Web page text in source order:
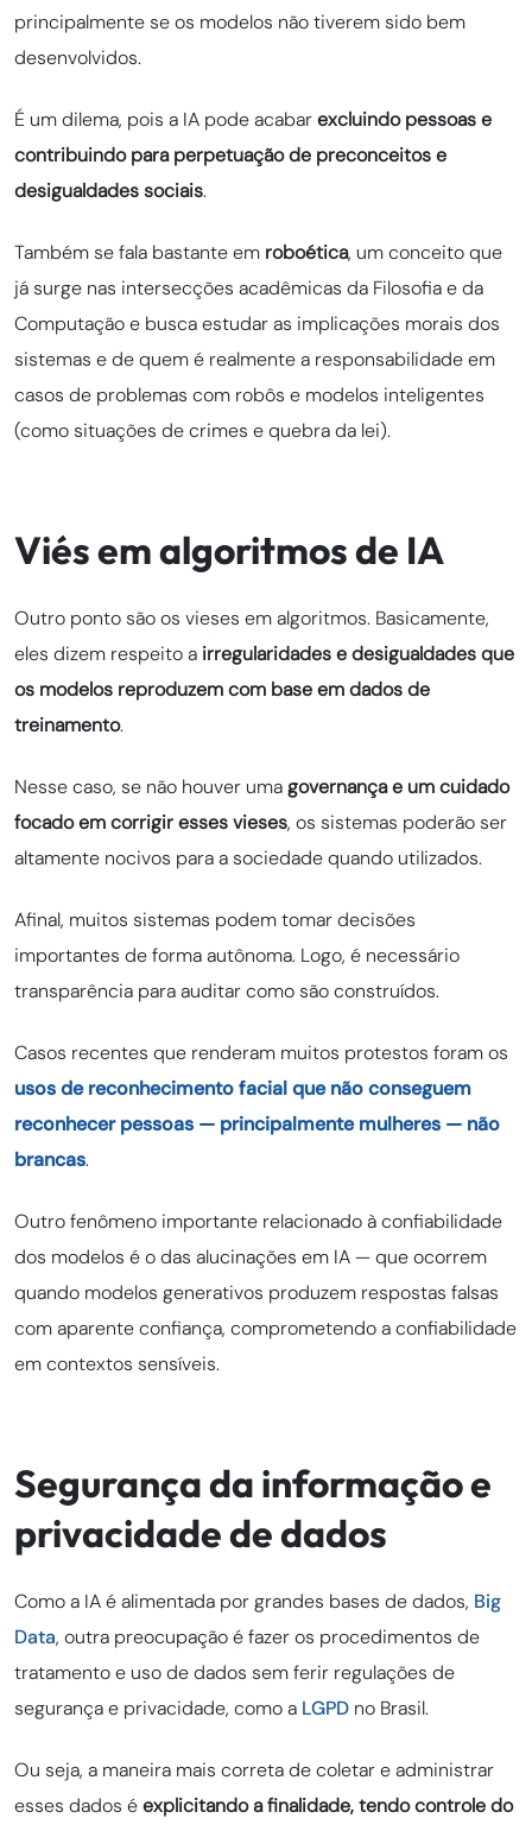
principalmente se os modelos não tiverem sido bem
desenvolvidos.
É um dilema, pois a IA pode acabarexcluindo pessoas e
contribuindo para perpetuação de preconceitos e
desigualdades sociais.
Também se fala bastante em roboética, um conceito que
já surge nas intersecções acadêmicas da Filosofia e da
Computação e busca estudar as implicações morais dos
sistemas e de quem é realmente a responsabilidade em
casos de problemas com robôs e modelos inteligentes
(como situações de crimes e quebra da lei).
Viés em algoritmos de IA
Outro ponto são os vieses em algoritmos. Basicamente,
eles dizem respeito a irregularidades e desigualdades que
os modelos reproduzem com base em dados de
treinamento.
Nesse caso, se não houver umagovernança e um cuidado
focado em corrigir esses vieses, os sistemas poderão ser
altamente nocivos para a sociedade quando utilizados.
Afinal, muitos sistemas podem tomar decisões
importantes de forma autônoma. Logo, é necessário
transparência para auditar como são construídos.
Casos recentes que renderam muitos protestos foram os
usos de reconhecimento facial que não conseguem
reconhecer pessoas — principalmente mulheres — não
brancas.
Outro fenômeno importante relacionado à confiabilidade
dos modelos é o das alucinações em IA — que ocorrem
quando modelos generativos produzem respostas falsas
com aparente confiança, comprometendo a confiabilidade
em contextos sensíveis.
Segurança da informação e
privacidade de dados
Como a IA é alimentada por grandes bases de dados, Big
Data, outra preocupação é fazer os procedimentos de
tratamento e uso de dados sem ferir regulações de
segurança e privacidade, como a LGPD no Brasil.
Ou seja, a maneira mais correta de coletar e administrar
esses dados éexplicitando a finalidade, tendo controle do